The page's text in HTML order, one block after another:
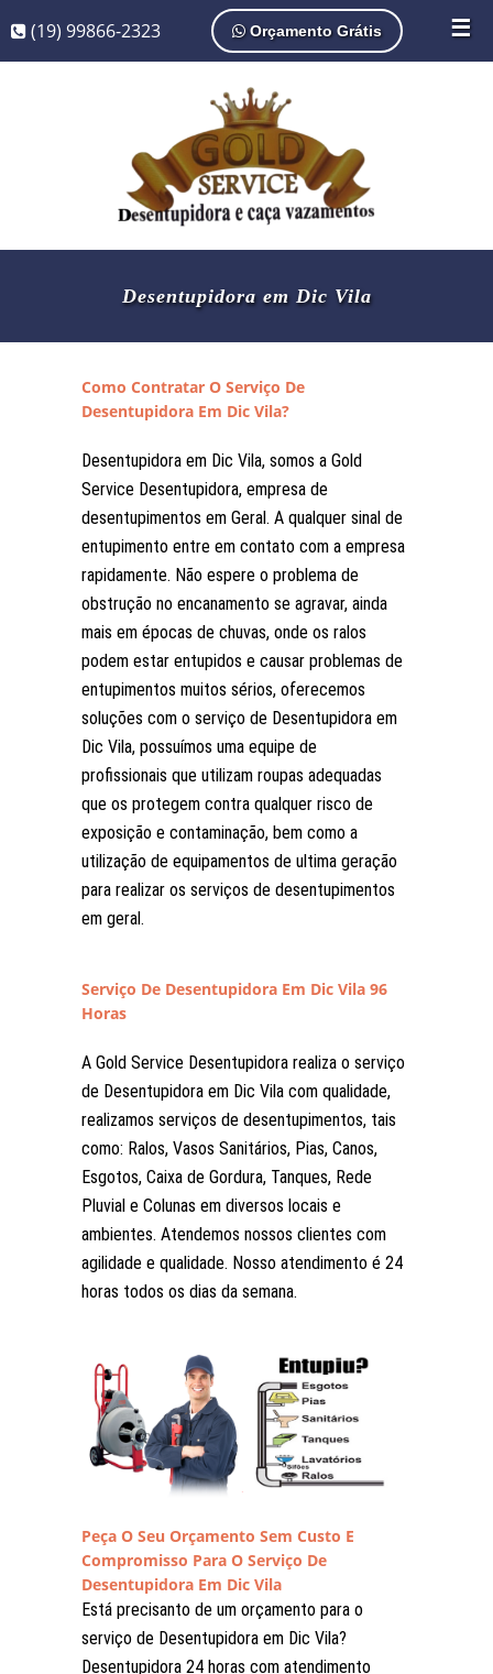
☰
(19) 99866-2323 Orçamento Grátis
Desentupidora em Dic Vila
Como Contratar O Serviço De
Desentupidora Em Dic Vila?
Desentupidora em Dic Vila, somos a Gold
Service Desentupidora, empresa de
desentupimentos em Geral. A qualquer sinal de
entupimento entre em contato com a empresa
rapidamente. Não espere o problema de
obstrução no encanamento se agravar, ainda
mais em épocas de chuvas, onde os ralos
podem estar entupidos e causar problemas de
entupimentos muitos sérios, oferecemos
soluções com o serviço de Desentupidora em
Dic Vila, possuímos uma equipe de
profissionais que utilizam roupas adequadas
que os protegem contra qualquer risco de
exposição e contaminação, bem como a
utilização de equipamentos de ultima geração
para realizar os serviços de desentupimentos
em geral.
Serviço De Desentupidora Em Dic Vila 96
Horas
A Gold Service Desentupidora realiza o serviço
de Desentupidora em Dic Vila com qualidade,
realizamos serviços de desentupimentos, tais
como: Ralos, Vasos Sanitários, Pias, Canos,
Esgotos, Caixa de Gordura, Tanques, Rede
Pluvial e Colunas em diversos locais e
ambientes. Atendemos nossos clientes com
agilidade e qualidade. Nosso atendimento é 24
horas todos os dias da semana.
Peça O Seu Orçamento Sem Custo E
Compromisso Para O Serviço De
Desentupidora Em Dic Vila
Está precisanto de um orçamento para o
serviço de Desentupidora em Dic Vila?
Desentupidora 24 horas com atendimento